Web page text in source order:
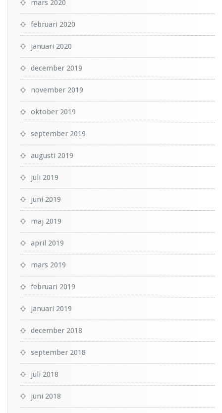
mars 2020
februari 2020
januari 2020
december 2019
november 2019
oktober 2019
september 2019
augusti 2019
juli 2019
juni 2019
maj 2019
april 2019
mars 2019
februari 2019
januari 2019
december 2018
september 2018
juli 2018
juni 2018